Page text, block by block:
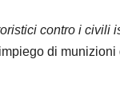
contro i civili
di munizioni